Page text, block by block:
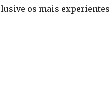
os mais